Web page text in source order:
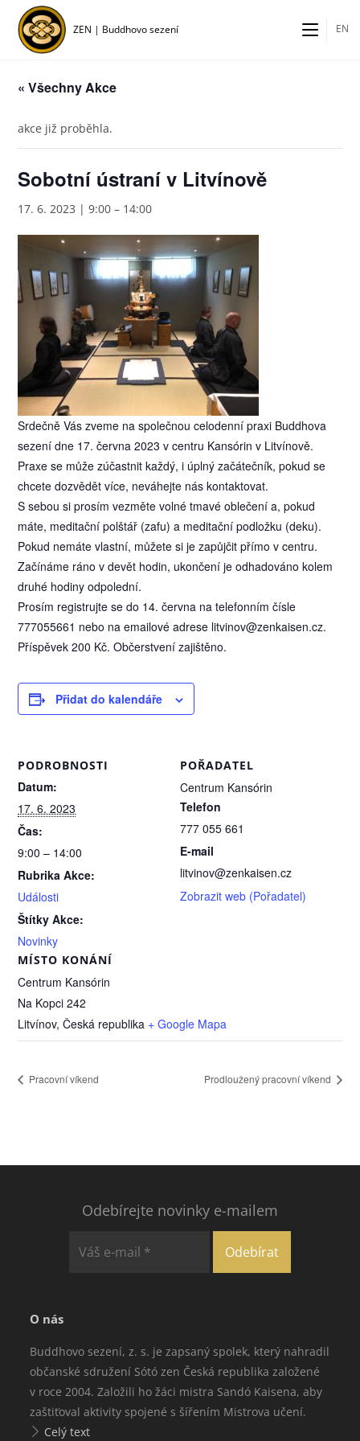
Přejít
obsahu
EN
ZEN | Buddhovo sezení
« Všechny Akce
akce již proběhla.
Sobotní ústraní v Litvínově
17. 6. 2023 | 9:00 – 14:00
Srdečně Vás zveme na společnou celodenní praxi Buddhova
sezení dne 17. června 2023 v centru Kansórin v Litvínově.
Praxe se může zúčastnit každý, i úplný začátečník, pokud se
chcete dozvědět více, neváhejte nás kontaktovat.
S sebou si prosím vezměte volné tmavé oblečení a, pokud
máte, meditační polštář (zafu) a meditační podložku (deku).
Pokud nemáte vlastní, můžete si je zapůjčit přímo v centru.
Začínáme ráno v devět hodin, ukončení je odhadováno kolem
druhé hodiny odpolední.
Prosím registrujte se do 14. června na telefonním čísle
777055661 nebo na emailové adrese litvinov@zenkaisen.cz.
Příspěvek 200 Kč. Občerstvení zajištěno.
Přidat do kalendáře
PODROBNOSTI
Datum:
17. 6. 2023
Čas:
9:00 – 14:00
Rubrika Akce:
Události
Štítky Akce:
Novinky
MÍSTO KONÁNÍ
Centrum Kansórin
Na Kopci 242
Litvínov, Česká republika + Google Mapa
POŘADATEL
Centrum Kansórin
Telefon
777 055 661
E-mail
litvinov@zenkaisen.cz
Zobrazit web (Pořadatel)
Pracovní víkend Prodloužený pracovní víkend
Odebírejte novinky e-mailem
O nás
Buddhovo sezení, z. s. je zapsaný spolek, který nahradil
občanské sdružení Sótó zen Česká republika založené
v roce 2004. Založili ho žáci mistra Sandó Kaisena, aby
zaštiťoval aktivity spojené s šířením Mistrova učení.
Celý text